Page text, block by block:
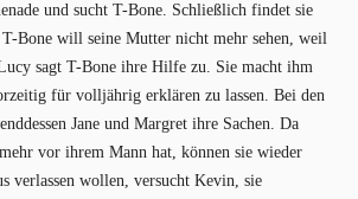
und sucht T-Bone. Schließlich findet sie
Bone will seine Mutter nicht mehr sehen, weil
sagt T-Bone ihre Hilfe zu. Sie macht ihm
für volljährig erklären zu lassen. Bei den
Jane und Margret ihre Sachen. Da
vor ihrem Mann hat, können sie wieder
verlassen wollen, versucht Kevin, sie